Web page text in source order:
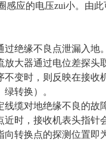
应的电压zui小。由
绝缘不良点泄漏入地。
放大器通过电位差探
变时，则反映在接
转换）。
缆对地绝缘不良的故
近时，接收机表头指
转换点的探测位置即